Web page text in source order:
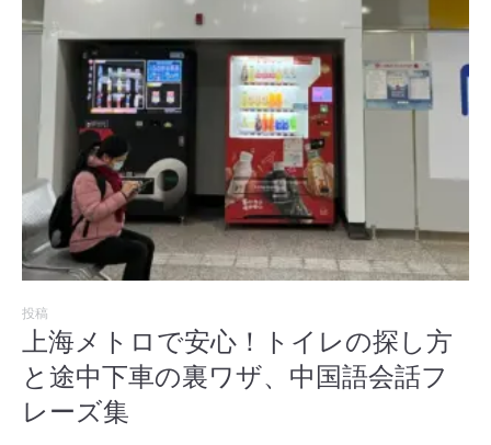
投稿
上海メトロで安心！トイレの探し方
と途中下車の裏ワザ、中国語会話フ
レーズ集